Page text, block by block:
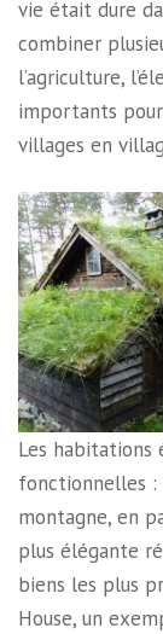
vie était dure
combiner
l’agriculture,
importants
villages en
Les
fonctionnelles
montagne, en
plus élégante
biens les plus
House, un